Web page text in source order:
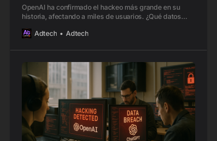
OpenAI ha confirmado el hackeo más grande en su
historia, afectando a miles de usuarios. ¿Qué datos
privacidad?
Adtech Adtech